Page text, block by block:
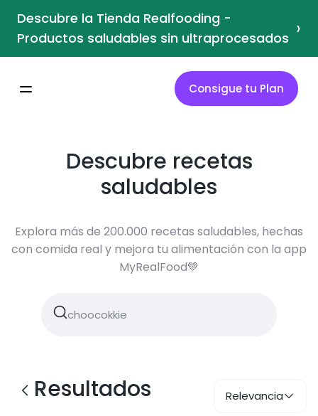
Descubre la Tienda Realfooding -
Productos saludables sin ultraprocesados ›
Consigue tu Plan
Descubre recetas
saludables
Explora más de 200.000 recetas saludables, hechas
con comida real y mejora tu alimentación con la app
MyRealFood💚
Resultados Relevancia